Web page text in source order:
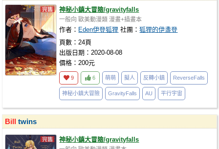
神秘小鎮大冒險/gravityfalls
一般向 歐美動漫類 漫畫+插畫本
作者： Eden伊登狐狸 社團：狐狸的伊盞登
頁數：24頁
出版日期：2020-08-08
價格：200元
9 6 萌萌 擬人 反轉小鎮 ReverseFalls
神秘小鎮大冒險 GravityFalls AU 平行宇宙
Bill twins
神秘小鎮大冒險/gravityfalls